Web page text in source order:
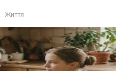
Життя